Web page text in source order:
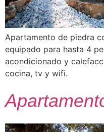
Apartamento de piedra
equipado para hasta 4
acondicionado y
cocina, tv y wifi.